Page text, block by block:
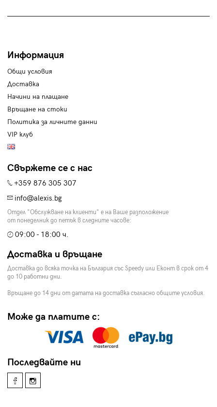
Информация
Общи условия
Доставка
Начини на плащане
Връщане на стоки
Политика за личните данни
VIP клуб
Свържете се с нас
+359 876 305 307
info@alexis.bg
Отдел "Обслужване на клиенти" е на Ваше разположение
от понеделник до петък в следните часове:
09:00 - 18:00 ч.
Доставка и връщане
Доставка до всяка точка на България със Speedy или Еконт в срок от 4
до 10 работни дни.
Връщане до 14 дни от датата на доставка съгласно общите условия.
Може да платите с:
Последвайте ни